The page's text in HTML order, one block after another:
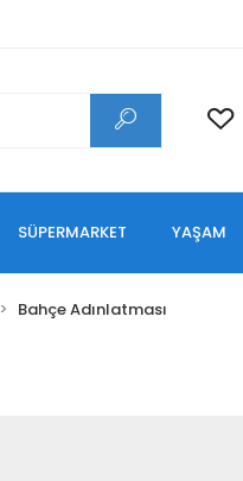
SÜPERMARKET YAŞAM
Bahçe Adınlatması